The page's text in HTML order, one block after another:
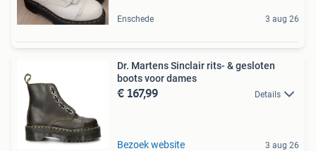
Enschede 3 aug 26
Dr. Martens Sinclair rits- & gesloten
boots voor dames
€ 167,99 Details
Bezoek website 3 aug 26